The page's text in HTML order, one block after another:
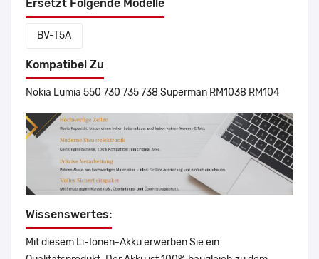
Ersetzt Folgende Modelle
BV-T5A
Kompatibel Zu
Nokia Lumia 550 730 735 738 Superman RM1038 RM104
Wissenswertes:
Mit diesem Li-Ionen-Akku erwerben Sie ein